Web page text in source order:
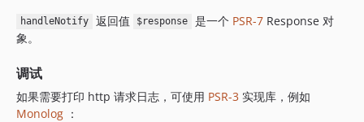
handleNotify 返回值 $response 是一个 PSR-7 Response 对
象。
调试
如果需要打印 http 请求日志，可使用 PSR-3 实现库，例如
Monolog ：